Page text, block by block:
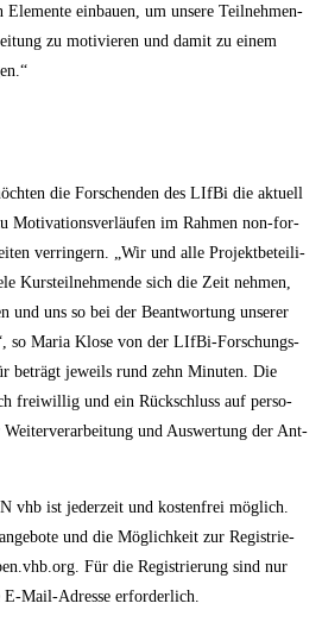
ein­bau­en, um unse­re Teil­neh­men­
zu moti­vie­ren und damit zu einem
die For­schen­den des LIf­Bi die aktu­ell
Moti­va­ti­ons­ver­läu­fen im Rah­men non-for­
ver­rin­gern. „Wir und alle Pro­jekt­be­tei­li­
Kurs­teil­neh­men­de sich die Zeit neh­men,
und uns so bei der Beant­wor­tung unse­rer
so Maria Klo­se von der LIf­Bi-For­schungs­
beträgt jeweils rund zehn Minu­ten. Die
frei­wil­lig und ein Rück­schluss auf per­so­
Wei­ter­ver­ar­bei­tung und Aus­wer­tung der Ant­
vhb ist jeder­zeit und kos­ten­frei mög­lich.
und die Mög­lich­keit zur Regis­trie­
Für die Regis­trie­rung sind nur
Adres­se erforderlich.